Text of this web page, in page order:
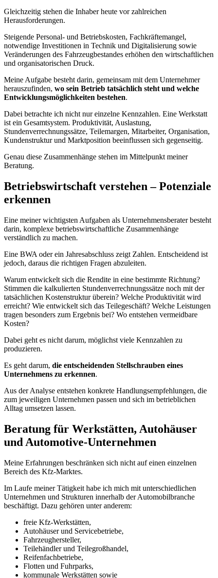
Gleichzeitig stehen die Inhaber heute vor zahlreichen
Herausforderungen.
Steigende Personal- und Betriebskosten, Fachkräftemangel,
notwendige Investitionen in Technik und Digitalisierung sowie
Veränderungen des Fahrzeugbestandes erhöhen den wirtschaftlichen
und organisatorischen Druck.
Meine Aufgabe besteht darin, gemeinsam mit dem Unternehmer
herauszufinden, wo sein Betrieb tatsächlich steht und welche
Entwicklungsmöglichkeiten bestehen.
Dabei betrachte ich nicht nur einzelne Kennzahlen. Eine Werkstatt
ist ein Gesamtsystem. Produktivität, Auslastung,
Stundenverrechnungssätze, Teilemargen, Mitarbeiter, Organisation,
Kundenstruktur und Marktposition beeinflussen sich gegenseitig.
Genau diese Zusammenhänge stehen im Mittelpunkt meiner
Beratung.
Betriebswirtschaft verstehen – Potenziale
erkennen
Eine meiner wichtigsten Aufgaben als Unternehmensberater besteht
darin, komplexe betriebswirtschaftliche Zusammenhänge
verständlich zu machen.
Eine BWA oder ein Jahresabschluss zeigt Zahlen. Entscheidend ist
jedoch, daraus die richtigen Fragen abzuleiten.
Warum entwickelt sich die Rendite in eine bestimmte Richtung?
Stimmen die kalkulierten Stundenverrechnungssätze noch mit der
tatsächlichen Kostenstruktur überein? Welche Produktivität wird
erreicht? Wie entwickelt sich das Teilegeschäft? Welche Leistungen
tragen besonders zum Ergebnis bei? Wo entstehen vermeidbare
Kosten?
Dabei geht es nicht darum, möglichst viele Kennzahlen zu
produzieren.
Es geht darum, die entscheidenden Stellschrauben eines
Unternehmens zu erkennen.
Aus der Analyse entstehen konkrete Handlungsempfehlungen, die
zum jeweiligen Unternehmen passen und sich im betrieblichen
Alltag umsetzen lassen.
Beratung für Werkstätten, Autohäuser
und Automotive-Unternehmen
Meine Erfahrungen beschränken sich nicht auf einen einzelnen
Bereich des Kfz-Marktes.
Im Laufe meiner Tätigkeit habe ich mich mit unterschiedlichen
Unternehmen und Strukturen innerhalb der Automobilbranche
beschäftigt. Dazu gehören unter anderem:
freie Kfz-Werkstätten,
Autohäuser und Servicebetriebe,
Fahrzeughersteller,
Teilehändler und Teilegroßhandel,
Reifenfachbetriebe,
Flotten und Fuhrparks,
kommunale Werkstätten sowie